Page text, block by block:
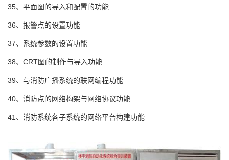
35、平面图的导入和配置的功能
36、报警点的设置功能
37、系统参数的设置功能
38、CRT图的制作与导入功能
39、与消防广播系统的联网编程功能
40、消防点的网络构架与网络协议功能
41、消防系统各子系统的网络平台构建功能